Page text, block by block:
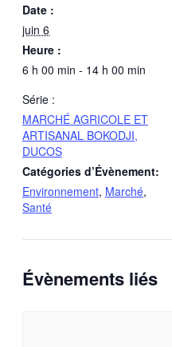
Date :
juin 6
Heure :
6 h 00 min - 14 h 00 min
Série :
MARCHÉ AGRICOLE ET
ARTISANAL BOKODJI,
DUCOS
Catégories d’Évènement:
Environnement, Marché,
Santé
Évènements liés